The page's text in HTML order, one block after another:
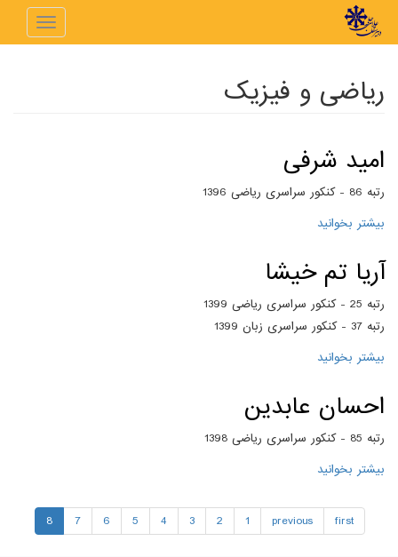
رفتن به محتوای اصلی
Toggle
ریاضی و فیزیک
امید شرفی
رتبه 86 - کنکور سراسری ریاضی 1396
بیشتر بخوانید
آریا تم خیشا
رتبه 25 - کنکور سراسری ریاضی 1399
رتبه 37 - کنکور سراسری زبان 1399
بیشتر بخوانید
احسان عابدین
رتبه 85 - کنکور سراسری ریاضی 1398
بیشتر بخوانید
first
previous
1
2
3
4
5
6
7
8